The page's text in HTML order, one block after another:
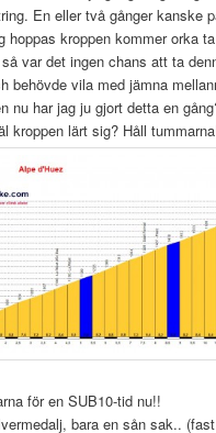
En eller två gånger kanske
hoppas kroppen kommer orka
var det ingen chans att ta
behövde vila med jämna
nu har jag ju gjort detta en
kroppen lärt sig? Håll
för en SUB10-tid nu!!
bara en sån sak..